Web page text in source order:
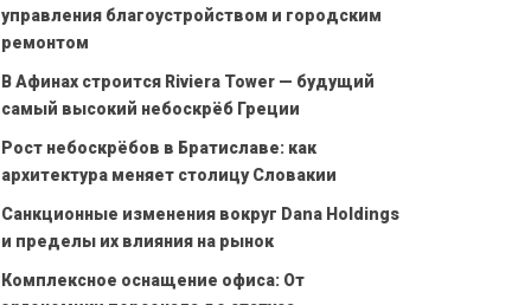
управления благоустройством и городским
ремонтом
В Афинах строится Riviera Tower — будущий
самый высокий небоскрёб Греции
Рост небоскрёбов в Братиславе: как
архитектура меняет столицу Словакии
Санкционные изменения вокруг Dana Holdings
и пределы их влияния на рынок
Комплексное оснащение офиса: От